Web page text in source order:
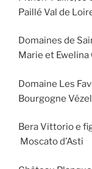
Paillé Val de
Domaines de
Marie et
Domaine Les
Bourgogne
Bera Vittorio e
Moscato d’Asti